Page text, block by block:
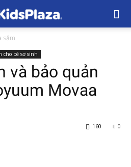
sắm
cho bé sơ sinh
và bảo quản
Movaa
0
160